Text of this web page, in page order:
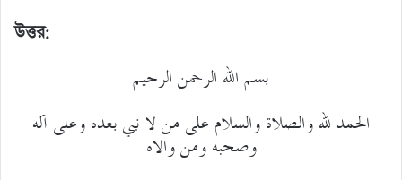
উত্তর:
بسم الله الرحمن الرحيم
الحمد لله والصلاة والسلام على من لا نبي بعده وعلى آله
وصحبه ومن والاه